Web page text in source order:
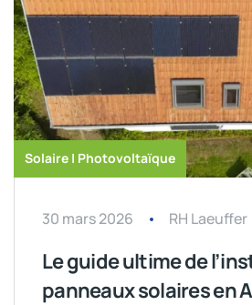
Solaire | Photovoltaïque
30 mars 2026 RH Laeuffer
Le guide ultime de
panneaux solaires en